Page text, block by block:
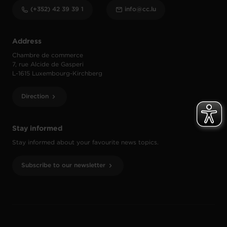
Stay informed
Stay informed about your favourite news topics.
Subscribe to our newsletter
Address
Chambre de commerce
7, rue Alcide de Gasperi
L-1615 Luxembourg-Kirchberg
Direction
(+352) 42 39 39 1 info@cc.lu